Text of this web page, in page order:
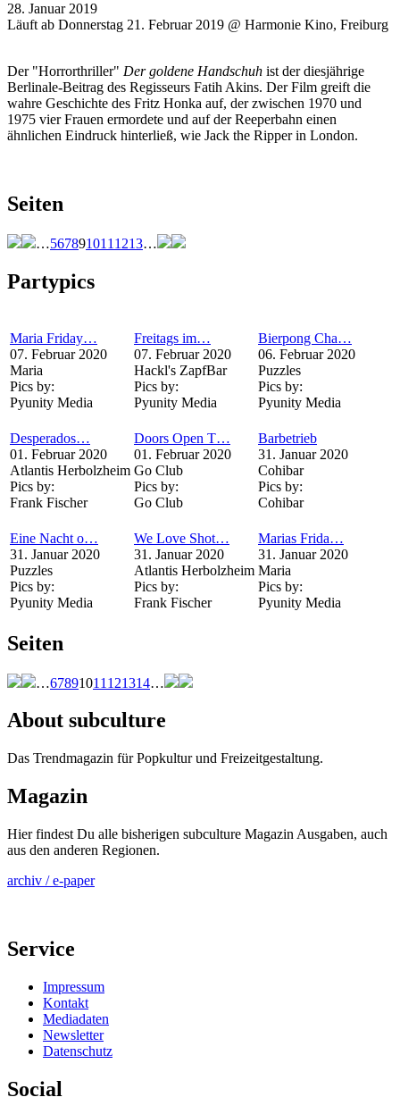
28. Januar 2019
Läuft ab Donnerstag 21. Februar 2019 @ Harmonie Kino, Freiburg
Der "Horrorthriller" Der goldene Handschuh ist der diesjährige
Berlinale-Beitrag des Regisseurs Fatih Akins. Der Film greift die
wahre Geschichte des Fritz Honka auf, der zwischen 1970 und
1975 vier Frauen ermordete und auf der Reeperbahn einen
ähnlichen Eindruck hinterließ, wie Jack the Ripper in London.
Seiten
…567891011 1213…
Partypics
Maria Friday…
07. Februar 2020
Maria
Pics by:
Pyunity Media
Freitags im…
07. Februar 2020
Hackl's ZapfBar
Pics by:
Pyunity Media
Bierpong Cha…
06. Februar 2020
Puzzles
Pics by:
Pyunity Media
Desperados…
01. Februar 2020
Atlantis Herbolzheim
Pics by:
Frank Fischer
Doors Open T…
01. Februar 2020
Go Club
Pics by:
Go Club
Barbetrieb
31. Januar 2020
Cohibar
Pics by:
Cohibar
Eine Nacht o…
31. Januar 2020
Puzzles
Pics by:
Pyunity Media
We Love Shot…
31. Januar 2020
Atlantis Herbolzheim
Pics by:
Frank Fischer
Marias Frida…
31. Januar 2020
Maria
Pics by:
Pyunity Media
Seiten
…67891011 121314…
About subculture
Das Trendmagazin für Popkultur und Freizeitgestaltung.
Magazin
Hier findest Du alle bisherigen subculture Magazin Ausgaben, auch
aus den anderen Regionen.
archiv / e-paper
Service
Impressum
Kontakt
Mediadaten
Newsletter
Datenschutz
Social